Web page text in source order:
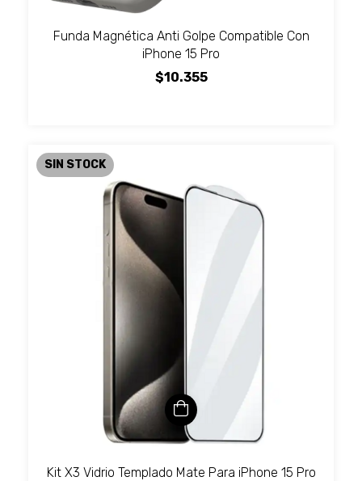
Funda Magnética Anti Golpe Compatible Con
iPhone 15 Pro
$10.355
SIN STOCK
Kit X3 Vidrio Templado Mate Para iPhone 15 Pro